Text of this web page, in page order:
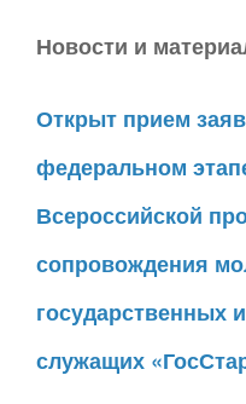
Новости и
Открыт прием
федеральном
Всероссийской
сопровождения
государственных
служащих